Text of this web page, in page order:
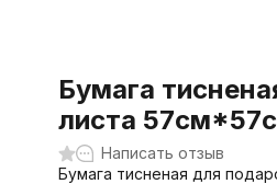
Бумага
листа
Написать отзыв
Бумага тисненая для